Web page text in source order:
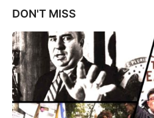
DON'T MISS